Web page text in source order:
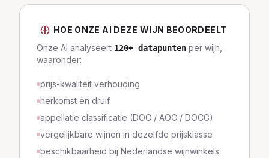
HOE ONZE AI DEZE WIJN BEOORDEELT
Onze AI analyseert 120+ datapunten per wijn,
waaronder:
prijs-kwaliteit verhouding
herkomst en druif
appellatie classificatie (DOC / AOC / DOCG)
vergelijkbare wijnen in dezelfde prijsklasse
beschikbaarheid bij Nederlandse wijnwinkels